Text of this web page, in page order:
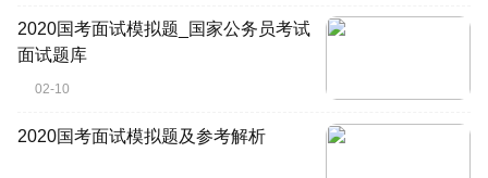
2020国考面试模拟题_国家公务员考试
面试题库
02-10
2020国考面试模拟题及参考解析